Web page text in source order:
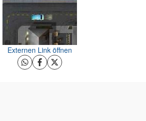
Externen Link öffnen